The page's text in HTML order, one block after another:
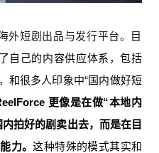
外短剧出品与发行平台。 目
自己的内容供应体系，包括
和很多人印象中“国内做好短
更像是在做“本地内
拍好的剧卖出去，而是在目
力。这种特殊的模式其实和